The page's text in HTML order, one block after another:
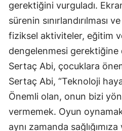
gerektiğini vurguladı.
sürenin sınırlandırılması
fiziksel aktiviteler, eğitim
dengelenmesi
Sertaç Abi, çocuklara
Sertaç Abi, “Teknoloji
Önemli olan, onun bizi
vermemek. Oyun
aynı zamanda